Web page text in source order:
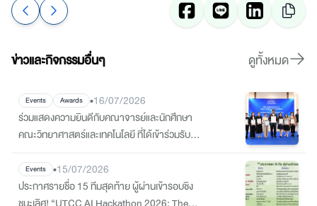
ข่าวและกิจกรรมอื่นๆ ดูทั้งหมด
Events Awards •16/07/2026
ร่วมแสดงความยินดีกับคณาจารย์และนักศึกษา
คณะวิทยาศาสตร์และเทคโนโลยี ที่ได้เข้าร่วมรับ
Contributions
Events •15/07/2026
ประกาศรายชื่อ 15 ทีมสุดท้าย ผู้ผ่านเข้ารอบชิง